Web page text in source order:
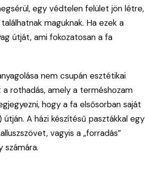
egy védtelen felület jön létre,
maguknak. Ha ezek a
útját, ami fokozatosan a fa
nem csupán esztétikai
rothadás, amely a terméshozam
hogy a fa elsősorban saját
A házi készítésű pasztákkal egy
vagyis a „forradás”
számára.